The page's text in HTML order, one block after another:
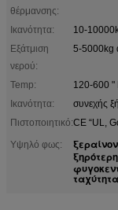
θέρμανσης:
Ικανότητα:
10-
Εξάτμιση
νερού:
5-5000kg
Temp:
120-600 "
Ικανότητα:
συνεχής
Πιστοποιητικό:CE “UL,
Υψηλό φως: